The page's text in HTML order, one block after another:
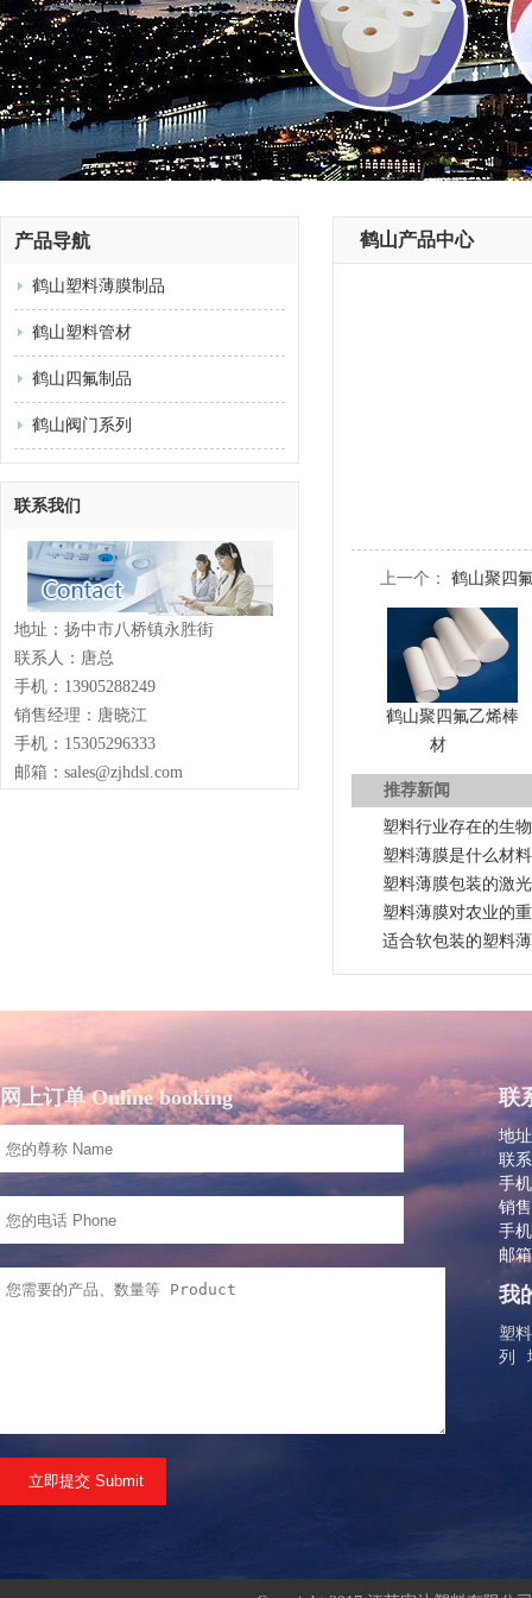
产品导航
鹤山塑料薄膜制品
鹤山塑料管材
鹤山四氟制品
鹤山阀门系列
联系我们
地址：扬中市八桥镇永胜街
联系人：唐总
手机：13905288249
销售经理：唐晓江
手机：15305296333
邮箱：sales@zjhdsl.com
鹤山产品中心
上一个： 鹤山聚四
鹤山聚四氟乙烯棒
材
推荐新闻
塑料行业存在的生
塑料薄膜是什么材料
塑料薄膜包装的激
塑料薄膜对农业的
适合软包装的塑料
网上订单 Online booking 联
地
联
手
销
手
邮
我
塑
列